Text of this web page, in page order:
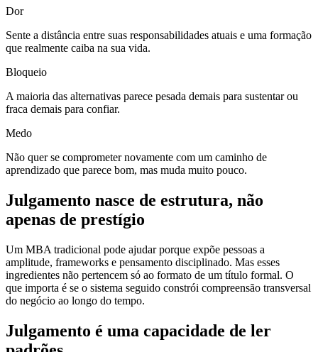
Dor
Sente a distância entre suas responsabilidades atuais e uma formação
que realmente caiba na sua vida.
Bloqueio
A maioria das alternativas parece pesada demais para sustentar ou
fraca demais para confiar.
Medo
Não quer se comprometer novamente com um caminho de
aprendizado que parece bom, mas muda muito pouco.
Julgamento nasce de estrutura, não
apenas de prestígio
Um MBA tradicional pode ajudar porque expõe pessoas a
amplitude, frameworks e pensamento disciplinado. Mas esses
ingredientes não pertencem só ao formato de um título formal. O
que importa é se o sistema seguido constrói compreensão transversal
do negócio ao longo do tempo.
Julgamento é uma capacidade de ler